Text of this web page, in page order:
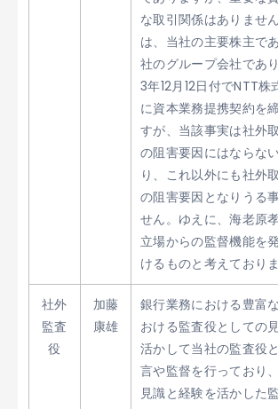
な取引関係はありませ
は、当社の主要株主で
社のグループ会社であ
3年12月12日付でNTT株
に資本業務提携契約を
すが、当該事実は社外
の阻害要因にはならな
り、これ以外にも社外
の阻害要因となりうる
せん。ゆえに、海老原
立場からの監督機能を
けるものと考えておりま
社外
監査
役
加藤
康雄
銀行業務における豊富
おける監査役としての
活かして当社の監査役
言や監督を行っており
見識と経験を活かした